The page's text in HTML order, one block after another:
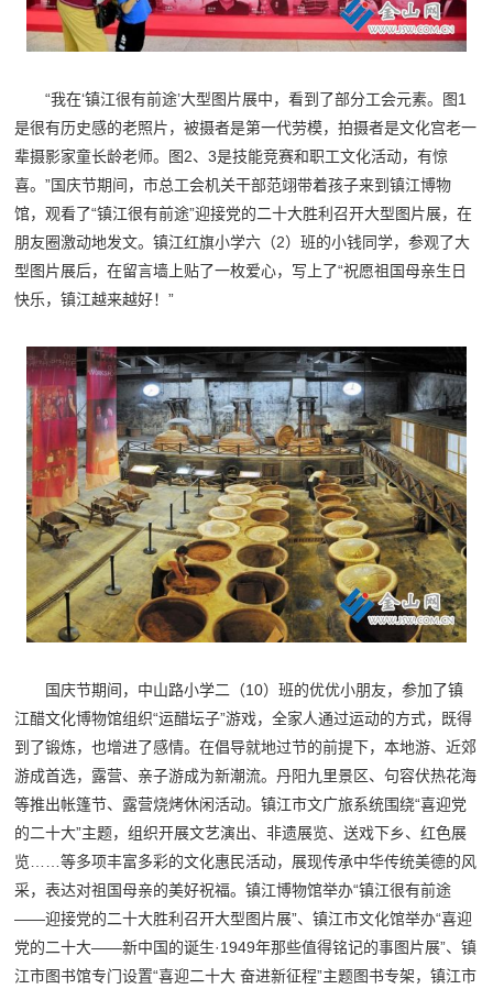
“我在‘镇江很有前途’大型图片展中，看到了部分工会元素。图1
是很有历史感的老照片，被摄者是第一代劳模，拍摄者是文化宫老一
辈摄影家童长龄老师。图2、3是技能竞赛和职工文化活动，有惊
喜。”国庆节期间，市总工会机关干部范翊带着孩子来到镇江博物
馆，观看了“镇江很有前途”迎接党的二十大胜利召开大型图片展，在
朋友圈激动地发文。镇江红旗小学六（2）班的小钱同学，参观了大
型图片展后，在留言墙上贴了一枚爱心，写上了“祝愿祖国母亲生日
快乐，镇江越来越好！”
国庆节期间，中山路小学二（10）班的优优小朋友，参加了镇
江醋文化博物馆组织“运醋坛子”游戏，全家人通过运动的方式，既得
到了锻炼，也增进了感情。在倡导就地过节的前提下，本地游、近郊
游成首选，露营、亲子游成为新潮流。丹阳九里景区、句容伏热花海
等推出帐篷节、露营烧烤休闲活动。镇江市文广旅系统围绕“喜迎党
的二十大”主题，组织开展文艺演出、非遗展览、送戏下乡、红色展
览……等多项丰富多彩的文化惠民活动，展现传承中华传统美德的风
采，表达对祖国母亲的美好祝福。镇江博物馆举办“镇江很有前途
——迎接党的二十大胜利召开大型图片展”、镇江市文化馆举办“喜迎
党的二十大——新中国的诞生·1949年那些值得铭记的事图片展”、镇
江市图书馆专门设置“喜迎二十大 奋进新征程”主题图书专架，镇江市